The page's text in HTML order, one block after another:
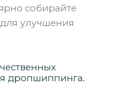
собирайте
улучшения
дропшиппинга.